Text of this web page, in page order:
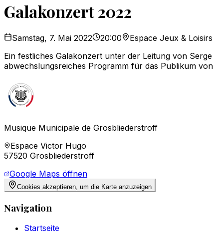
Galakonzert 2022
Samstag, 7. Mai 2022 20:00 Espace Jeux &
Ein festliches Galakonzert unter der Leitung von
abwechslungsreiches Programm für das Publikum
Musique Municipale de Grosbliederstroff
Espace Victor Hugo
57520 Grosbliederstroff
Google Maps öffnen
Cookies akzeptieren, um die Karte anzuzeigen
Navigation
Startseite